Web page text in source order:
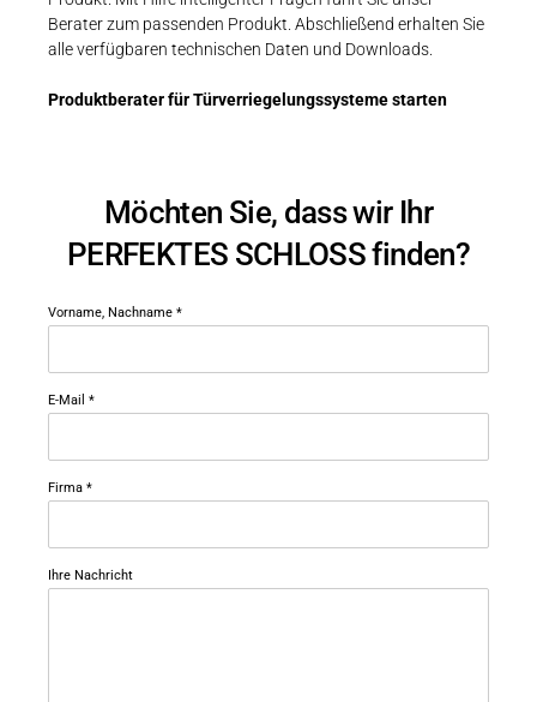
Berater zum passenden Produkt. Abschließend erhalten Sie
alle verfügbaren technischen Daten und Downloads.
Produktberater für Türverriegelungssysteme starten
Möchten Sie, dass wir Ihr
PERFEKTES SCHLOSS finden?
Vorname, Nachname *
E-Mail *
Firma *
Ihre Nachricht